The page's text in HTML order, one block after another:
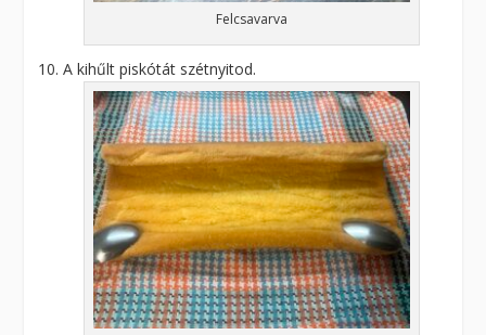
Felcsavarva
A kihűlt piskótát szétnyitod.